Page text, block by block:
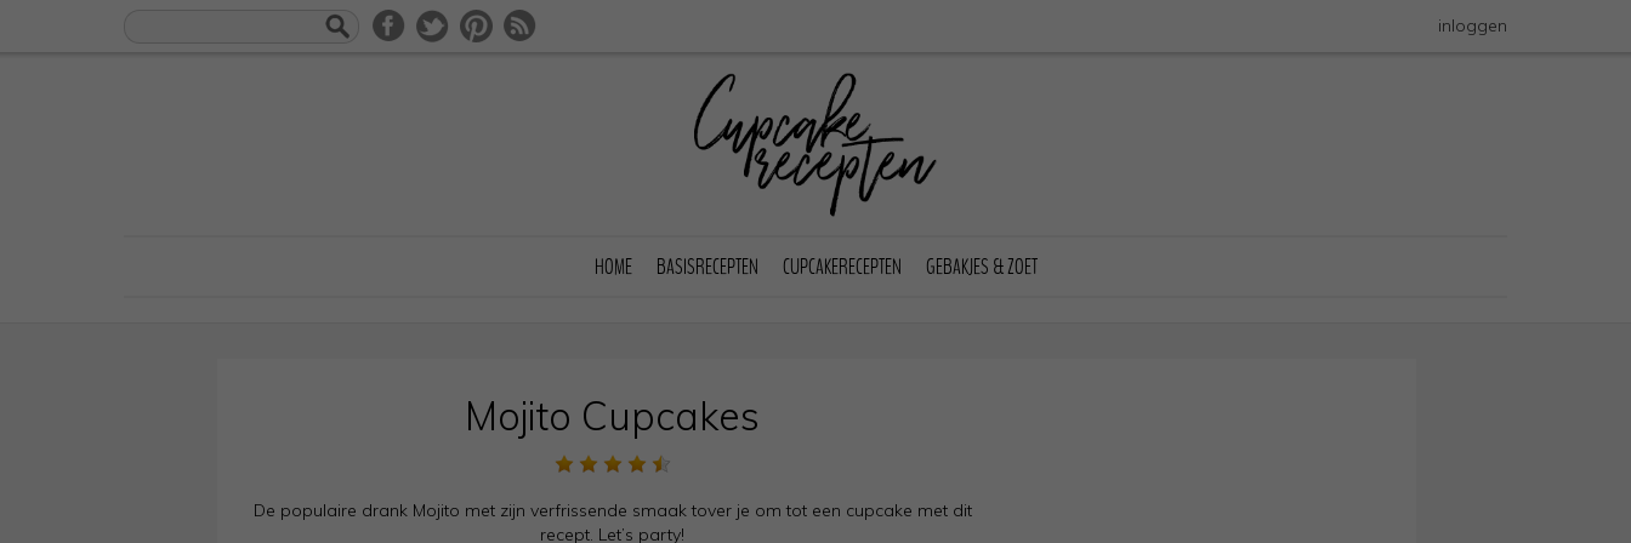
inloggen
HOME BASISRECEPTEN CUPCAKERECEPTEN GEBAKJES & ZOET
Mojito Cupcakes
De populaire drank Mojito met zijn verfrissende smaak tover je om tot een cupcake met dit
recept. Let’s party!